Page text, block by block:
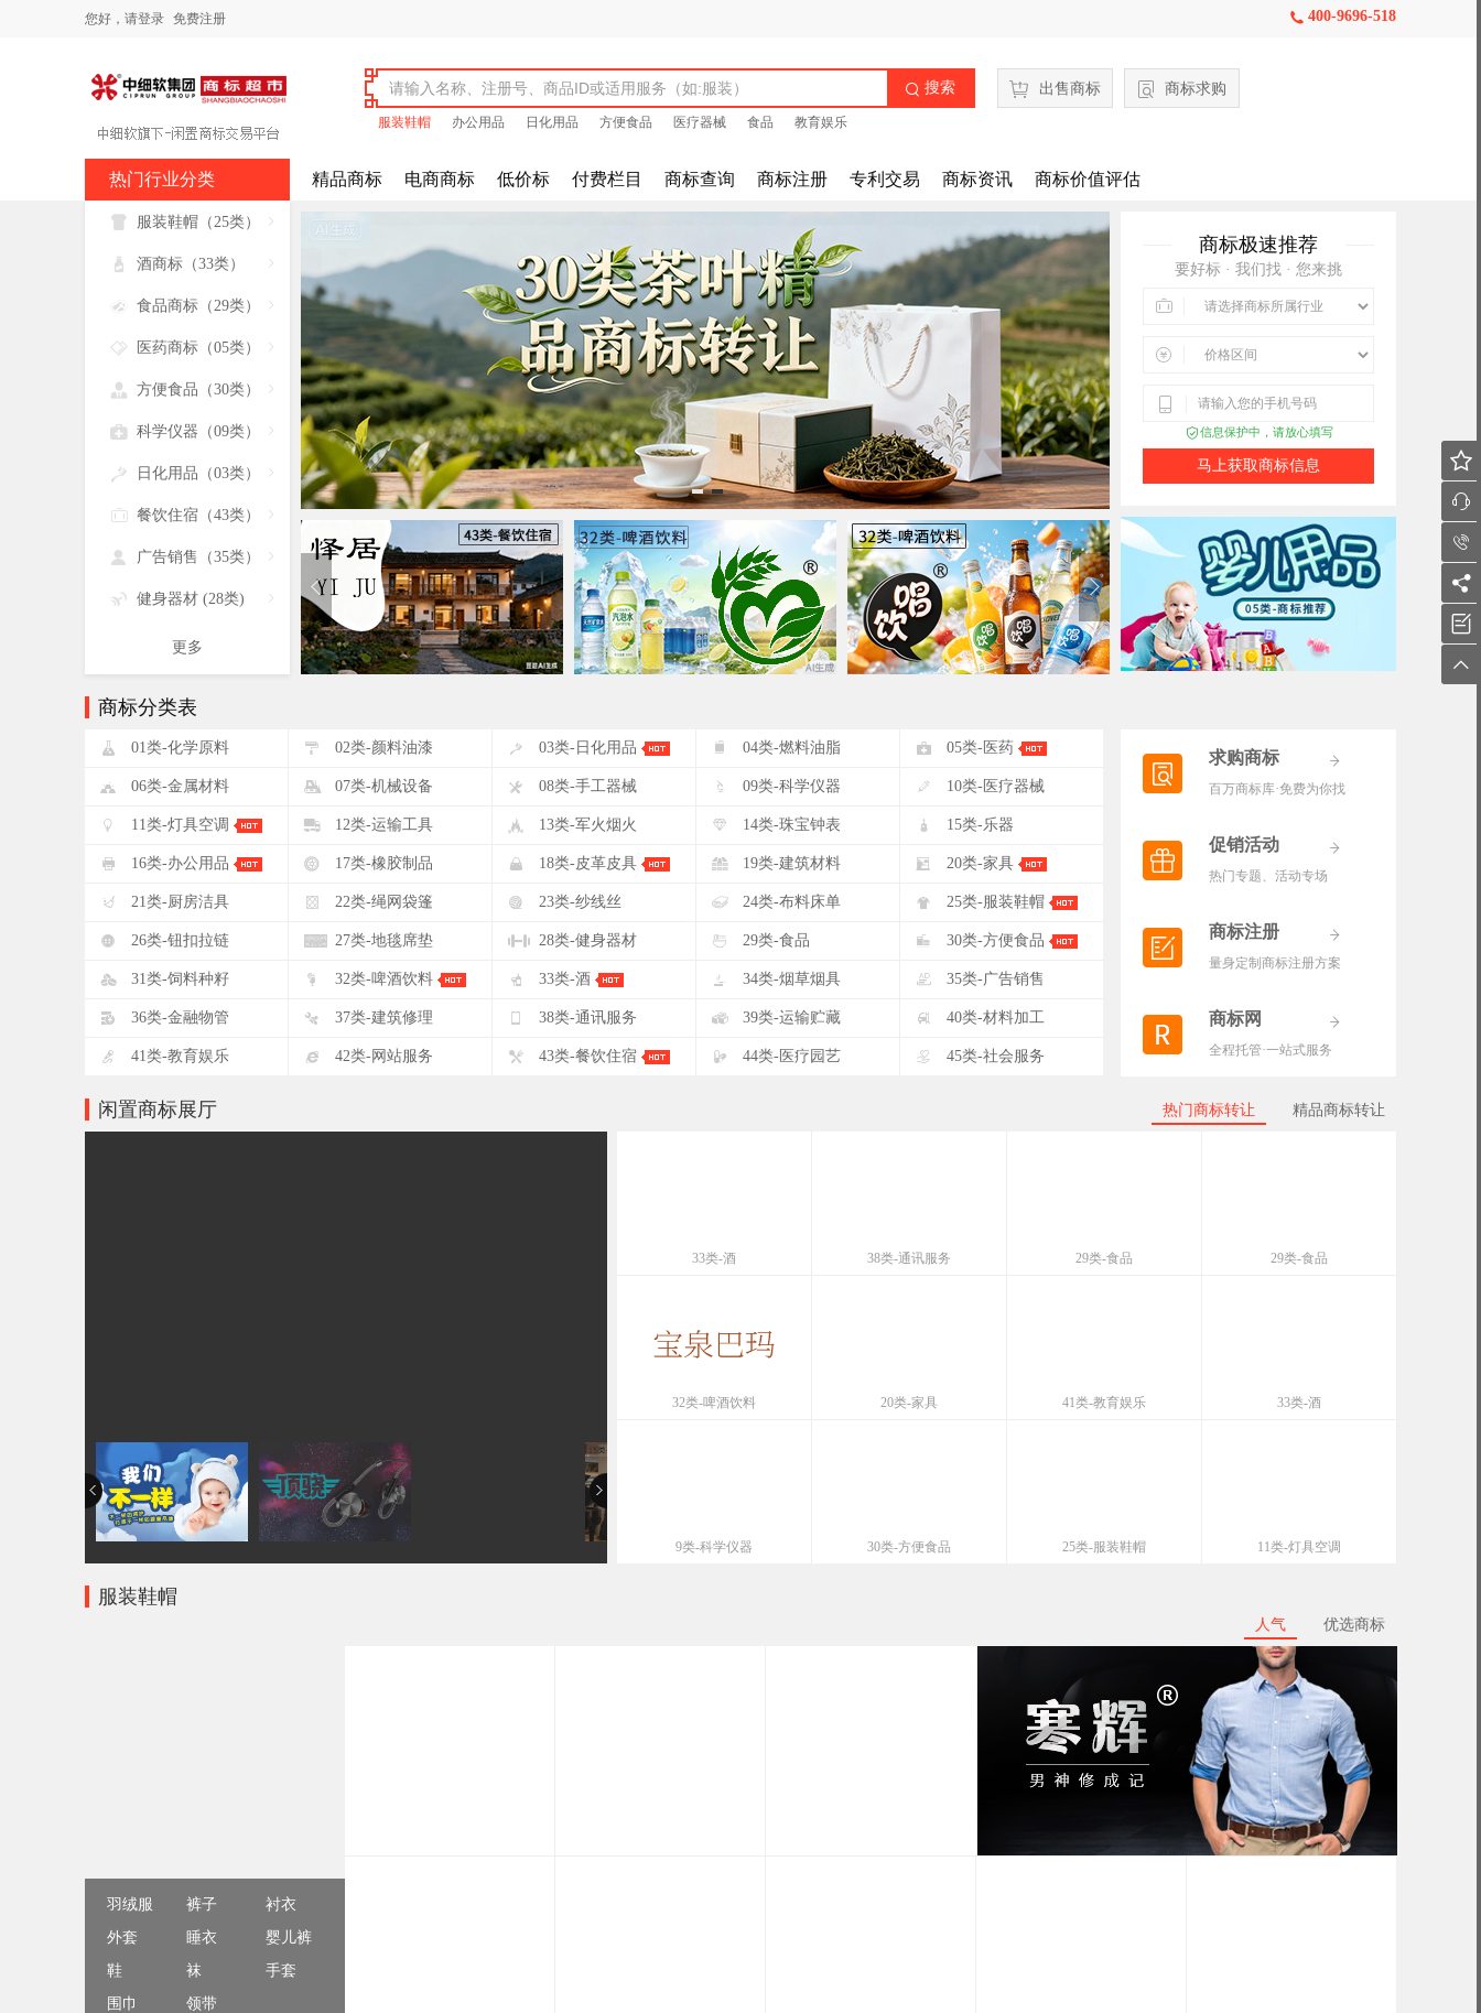
您好， 请登录 免费注册  400-9696-518
 搜索
服装鞋帽 办公用品 日化用品 方便食品 医疗器械 食品 教育娱乐
出售商标 商标求购
热门行业分类 精品商标 电商商标 低价标 付费栏目 商标查询 商标注册 专利交易 商标资讯 商标价值评估

 服装鞋帽（25类）

 酒商标（33类）

 食品商标（29类）

 医药商标（05类）

 方便食品（30类）

 科学仪器（09类）

 日化用品（03类）

 餐饮住宿（43类）

 广告销售（35类）

 健身器材 (28类)
更多
商标极速推荐
要好标 · 我们找 · 您来挑



信息保护中，请放心填写
马上获取商标信息
商标分类表
! 01类-化学原料 " 02类-颜料油漆 # 03类-日化用品 $ 04类-燃料油脂 % 05类-医药
& 06类-金属材料 ' 07类-机械设备 ( 08类-手工器械 ) 09类-科学仪器 * 10类-医疗器械
+ 11类-灯具空调 , 12类-运输工具 - 13类-军火烟火 . 14类-珠宝钟表 / 15类-乐器
0 16类-办公用品 1 17类-橡胶制品 2 18类-皮革皮具 3 19类-建筑材料 4 20类-家具
5 21类-厨房洁具 6 22类-绳网袋篷 7 23类-纱线丝 8 24类-布料床单 9 25类-服装鞋帽
: 26类-钮扣拉链 ; 27类-地毯席垫 < 28类-健身器材 = 29类-食品 > 30类-方便食品
? 31类-饲料种籽 @ 32类-啤酒饮料 A 33类-酒 B 34类-烟草烟具 C 35类-广告销售
D 36类-金融物管 E 37类-建筑修理 F 38类-通讯服务 G 39类-运输贮藏 H 40类-材料加工
I 41类-教育娱乐 J 42类-网站服务 K 43类-餐饮住宿 L 44类-医疗园艺 M 45类-社会服务
求购商标
百万商标库·免费为你找
促销活动
热门专题、活动专场
商标注册
量身定制商标注册方案
商标网
全程托管·一站式服务
热门商标转让 精品商标转让
33类-酒 38类-通讯服务 29类-食品 29类-食品
32类-啤酒饮料 20类-家具 41类-教育娱乐 33类-酒
9类-科学仪器 30类-方便食品 25类-服装鞋帽 11类-灯具空调
闲置商标展厅
人气 优选商标
服装鞋帽
羽绒服 裤子
衬衣
外套
睡衣
婴儿裤
鞋
袜
手套
围巾
领带





